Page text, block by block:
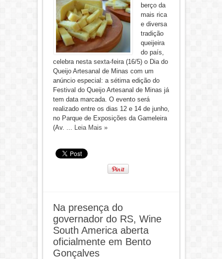
berço da
mais rica
e diversa
tradição
queijeira
do país,
celebra nesta sexta-feira (16/5) o Dia do
Queijo Artesanal de Minas com um
anúncio especial: a sétima edição do
Festival do Queijo Artesanal de Minas já
tem data marcada. O evento será
realizado entre os dias 12 e 14 de junho,
no Parque de Exposições da Gameleira
(Av. ... Leia Mais »
Na presença do
governador do RS, Wine
South America aberta
oficialmente em Bento
Gonçalves